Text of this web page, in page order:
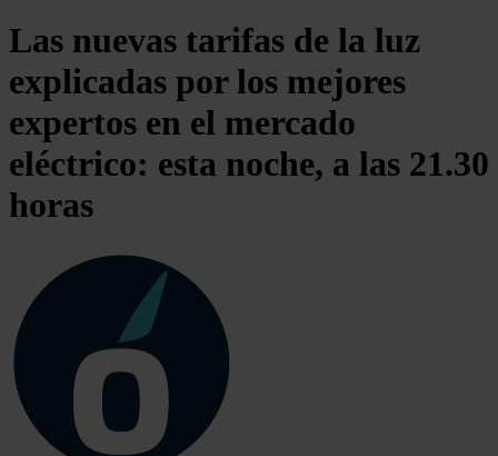
Las nuevas tarifas de la luz
explicadas por los mejores
expertos en el mercado
eléctrico: esta noche, a las 21.30
horas